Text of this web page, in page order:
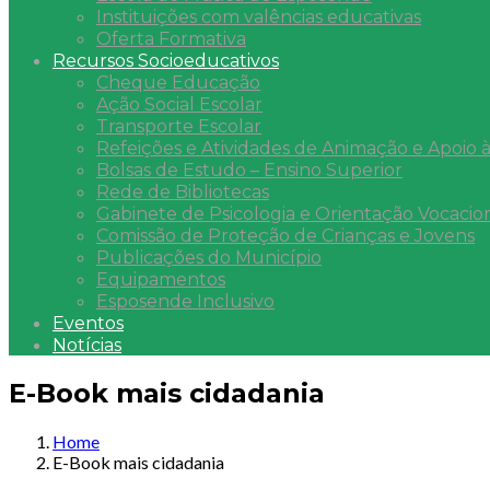
Instituições com valências educativas
Oferta Formativa
Recursos Socioeducativos
Cheque Educação
Ação Social Escolar
Transporte Escolar
Refeições e Atividades de Animação e Apoio
Bolsas de Estudo – Ensino Superior
Rede de Bibliotecas
Gabinete de Psicologia e Orientação
Comissão de Proteção de Crianças e Jovens
Publicações do Município
Equipamentos
Esposende Inclusivo
Eventos
Notícias
E-Book mais cidadania
Home
E-Book mais cidadania